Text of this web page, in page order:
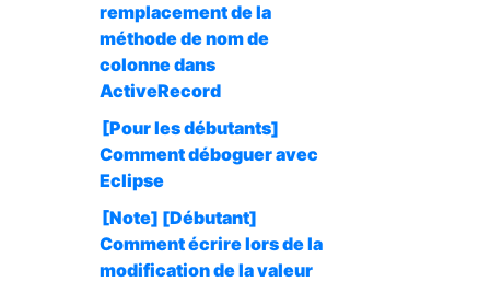
remplacement de la
méthode de nom de
colonne dans
ActiveRecord
[Pour les débutants]
Comment déboguer avec
Eclipse
[Note] [Débutant]
Comment écrire lors de la
modification de la valeur